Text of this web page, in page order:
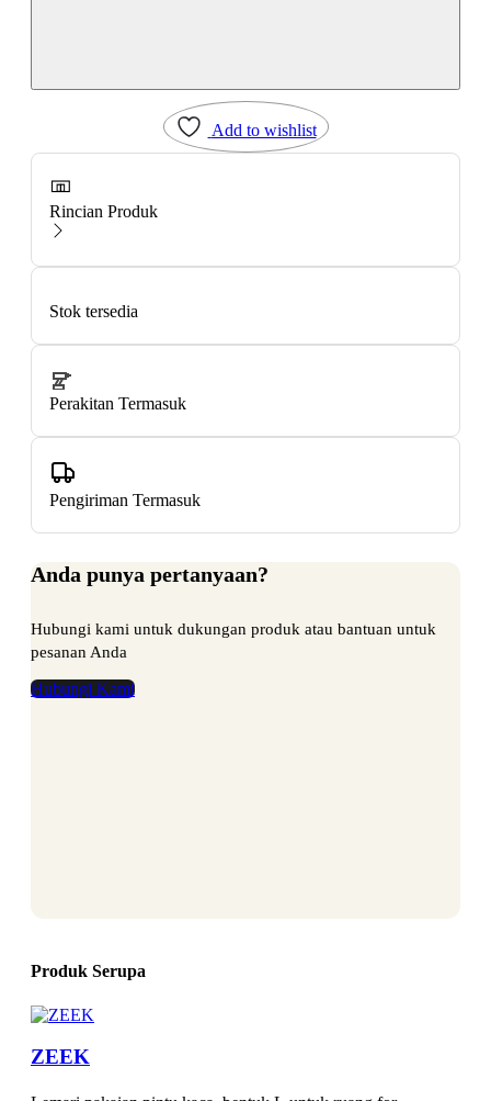
Add to wishlist
Rincian Produk
Stok tersedia
Perakitan Termasuk
Pengiriman Termasuk
Anda punya pertanyaan?
Hubungi kami untuk dukungan produk atau bantuan untuk
pesanan Anda
Hubungi Kami
Produk Serupa
ZEEK